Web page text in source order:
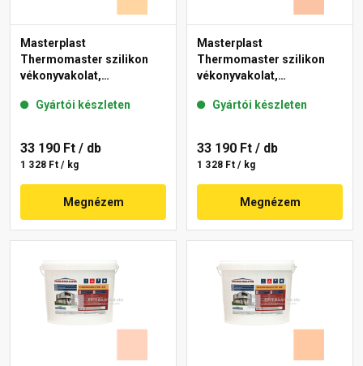
Masterplast
Thermomaster szilikon
vékonyvakolat,
06-E 25 kg
Gyártói készleten
33 190 Ft / db
1 328 Ft / kg
Megnézem
Masterplast
Thermomaster szilikon
vékonyvakolat,
11-D 25 kg
Gyártói készleten
33 190 Ft / db
1 328 Ft / kg
Megnézem